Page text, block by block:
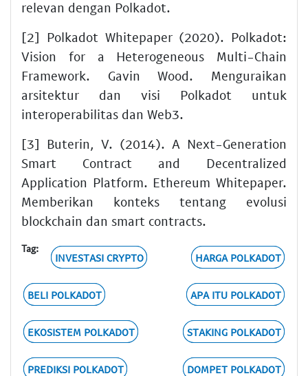
relevan dengan Polkadot.
[2] Polkadot Whitepaper (2020). Polkadot:
Vision for a Heterogeneous Multi-Chain
Framework. Gavin Wood. Menguraikan
arsitektur dan visi Polkadot untuk
interoperabilitas dan Web3.
[3] Buterin, V. (2014). A Next-Generation
Smart Contract and Decentralized
Application Platform. Ethereum Whitepaper.
Memberikan konteks tentang evolusi
blockchain dan smart contracts.
Tag:
INVESTASI CRYPTO HARGA POLKADOT
BELI POLKADOT APA ITU POLKADOT
EKOSISTEM POLKADOT STAKING POLKADOT
PREDIKSI POLKADOT DOMPET POLKADOT